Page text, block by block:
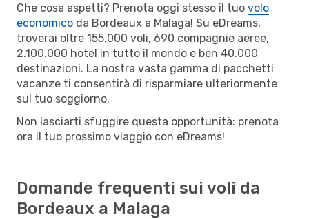
Che cosa aspetti? Prenota oggi stesso il tuo volo
economico da Bordeaux a Malaga! Su eDreams,
troverai oltre 155.000 voli, 690 compagnie aeree,
2.100.000 hotel in tutto il mondo e ben 40.000
destinazioni. La nostra vasta gamma di pacchetti
vacanze ti consentirà di risparmiare ulteriormente
sul tuo soggiorno.
Non lasciarti sfuggire questa opportunità: prenota
ora il tuo prossimo viaggio con eDreams!
Domande frequenti sui voli da
Bordeaux a Malaga